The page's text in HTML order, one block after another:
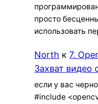
просто
использовать
North к7.
Захват видео
если у вас
#include